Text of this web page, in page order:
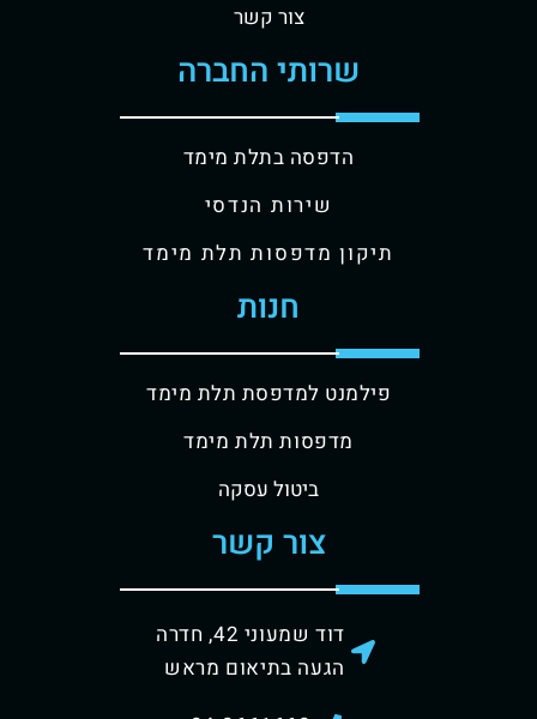
צור קשר
שרותי החברה
הדפסה בתלת מימד
שירות הנדסי
תיקון מדפסות תלת מימד
חנות
פילמנט למדפסת תלת מימד
מדפסות תלת מימד
ביטול עסקה
צור קשר
דוד שמעוני 42, חדרה
הגעה בתיאום מראש